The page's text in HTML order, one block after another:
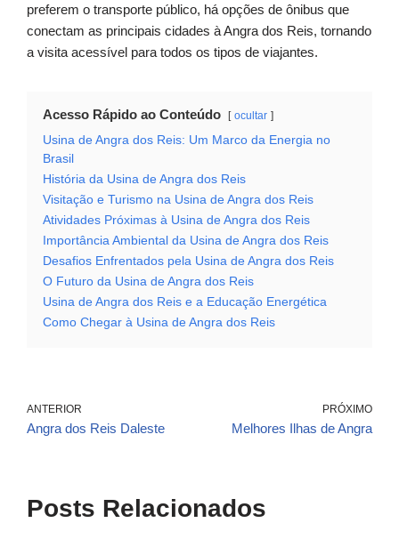
preferem o transporte público, há opções de ônibus que
conectam as principais cidades à Angra dos Reis, tornando
a visita acessível para todos os tipos de viajantes.
Acesso Rápido ao Conteúdo ocultar
Usina de Angra dos Reis: Um Marco da Energia no
Brasil
História da Usina de Angra dos Reis
Visitação e Turismo na Usina de Angra dos Reis
Atividades Próximas à Usina de Angra dos Reis
Importância Ambiental da Usina de Angra dos Reis
Desafios Enfrentados pela Usina de Angra dos Reis
O Futuro da Usina de Angra dos Reis
Usina de Angra dos Reis e a Educação Energética
Como Chegar à Usina de Angra dos Reis
ANTERIOR
Angra dos Reis Daleste
PRÓXIMO
Melhores Ilhas de Angra
Posts Relacionados